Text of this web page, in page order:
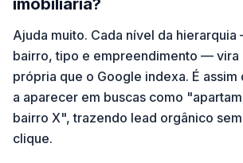
imobiliária?
Ajuda muito. Cada nível da
bairro, tipo e empreendimento — vira
própria que o Google indexa. É assim
a aparecer em buscas como
bairro X", trazendo lead orgânico
clique.